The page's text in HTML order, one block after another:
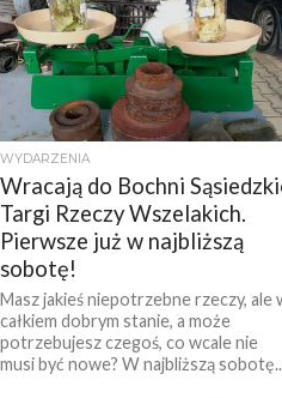
WYDARZENIA
Wracają do Bochni
Targi Rzeczy Wszelakich.
Pierwsze już w najbliższą
sobotę!
Masz jakieś niepotrzebne rzeczy, ale
całkiem dobrym stanie, a może
potrzebujesz czegoś, co wcale nie
musi być nowe? W najbliższą